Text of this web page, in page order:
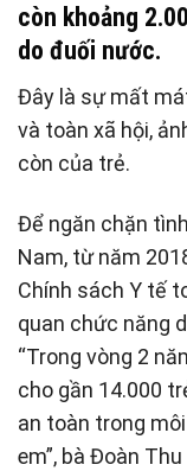
còn khoảng
do đuối nước.
Đây là sự mất
và toàn xã hội,
còn của trẻ.
Để ngăn chặn
Nam, từ năm
Chính sách Y tế
quan chức năng
“Trong vòng 2
cho gần 14.000
an toàn trong
em”, bà Đoàn